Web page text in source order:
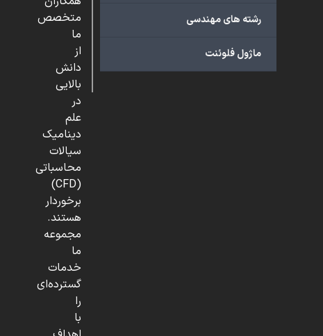
رشته های مهندسی
ماژول فلوئنت
متخصص
ما
از
دانش
بالایی
در
علم
دینامیک
سیالات
محاسباتی
(CFD)
برخوردار
هستند.
مجموعه
ما
خدمات
گسترده‌ای
را
با